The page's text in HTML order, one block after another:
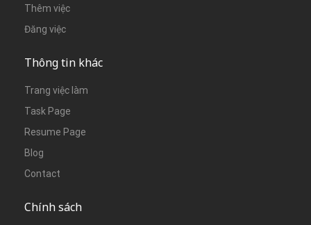
Thêm việc
Đăng việc
Thông tin khác
Trang việc làm
Task Page
Resume Page
Blog
Contact
Chính sách